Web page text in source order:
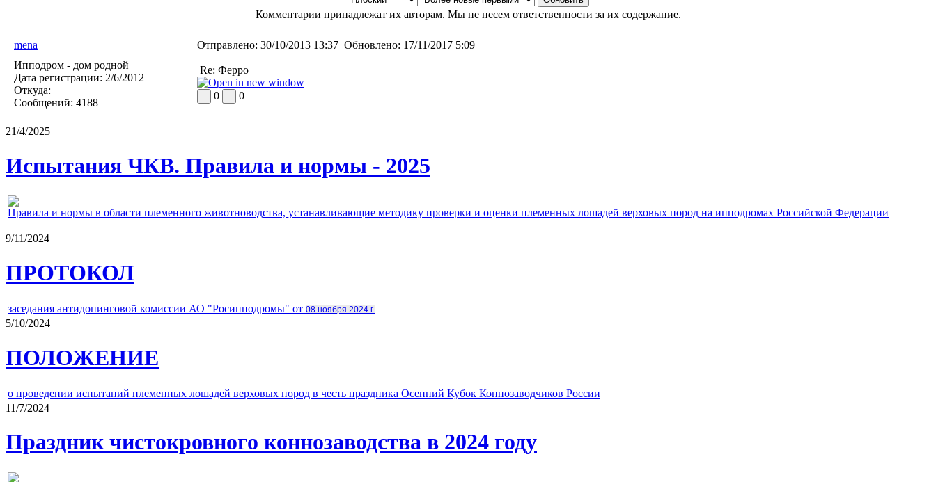
Комментарии принадлежат их авторам. Мы не несем ответственности за их содержание.
mena Отправлено: 30/10/2013 13:37 Обновлено: 17/11/2017 5:09
Ипподром - дом родной
Дата регистрации: 2/6/2012
Откуда:
Сообщений: 4188
Re: Ферро
0 0
21/4/2025
Испытания ЧКВ. Правила и нормы - 2025
Правила и нормы в области племенного животноводства, устанавливающие методику проверки и оценки племенных лошадей верховых пород на ипподромах Российской Федерации
9/11/2024
ПРОТОКОЛ
заседания антидопинговой комиссии АО "Росипподромы" от 08 ноября 2024 г.
5/10/2024
ПОЛОЖЕНИЕ
о проведении испытаний племенных лошадей верховых пород в честь праздника Осенний Кубок Коннозаводчиков России
11/7/2024
Праздник чистокровного коннозаводства в 2024 году